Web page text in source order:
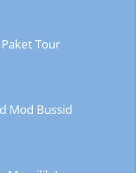
Tour
Mod Bussid